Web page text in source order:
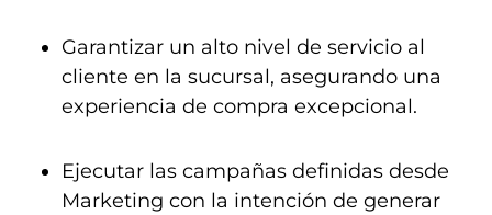
Garantizar un alto nivel de servicio al
cliente en la sucursal, asegurando una
experiencia de compra excepcional.
Ejecutar las campañas definidas desde
Marketing con la intención de generar